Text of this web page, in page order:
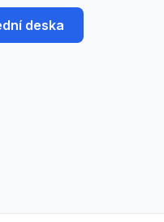
deska